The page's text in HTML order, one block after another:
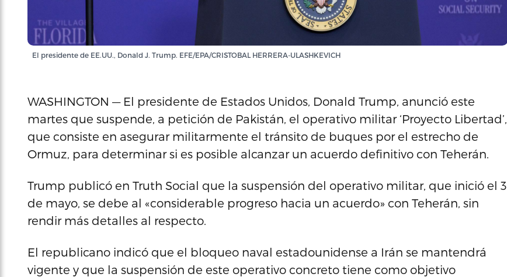
El presidente de EE.UU., Donald J. Trump. EFE/EPA/CRISTOBAL HERRERA-ULASHKEVICH
WASHINGTON — El presidente de Estados Unidos, Donald Trump, anunció este
martes que suspende, a petición de Pakistán, el operativo militar ‘Proyecto Libertad’,
que consiste en asegurar militarmente el tránsito de buques por el estrecho de
Ormuz, para determinar si es posible alcanzar un acuerdo definitivo con Teherán.
Trump publicó en Truth Social que la suspensión del operativo militar, que inició el 3
de mayo, se debe al «considerable progreso hacia un acuerdo» con Teherán, sin
rendir más detalles al respecto.
El republicano indicó que el bloqueo naval estadounidense a Irán se mantendrá
vigente y que la suspensión de este operativo concreto tiene como objetivo